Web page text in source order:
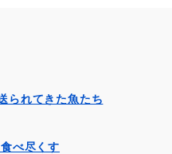
られてきた魚たち
べ尽くす